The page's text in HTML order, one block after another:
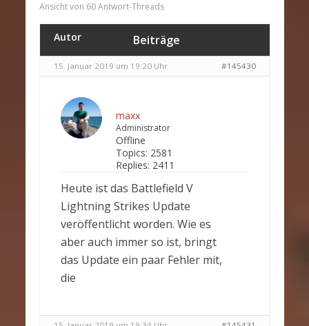
Ansicht von 60 Antwort-Threads
Autor Beiträge
15. Januar 2019 um 19:20 Uhr #145430
maxx
Administrator
Offline
Topics: 2581
Replies: 2411
Heute ist das Battlefield V
Lightning Strikes Update
veröffentlicht worden. Wie es
aber auch immer so ist, bringt
das Update ein paar Fehler mit,
die